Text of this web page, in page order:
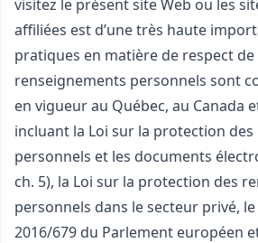
visitez le présent site Web ou les
affiliées est d’une très haute
pratiques en matière de respect de
renseignements personnels sont
en vigueur au Québec, au Canada
incluant la Loi sur la protection
personnels et les documents
ch. 5), la Loi sur la protection des
personnels dans le secteur privé,
2016/679 du Parlement européen